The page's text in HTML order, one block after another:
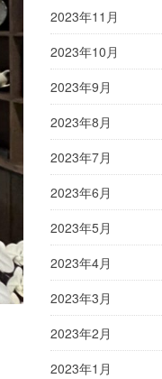
2023年11月
2023年10月
2023年9月
2023年8月
2023年7月
2023年6月
2023年5月
2023年4月
2023年3月
2023年2月
2023年1月